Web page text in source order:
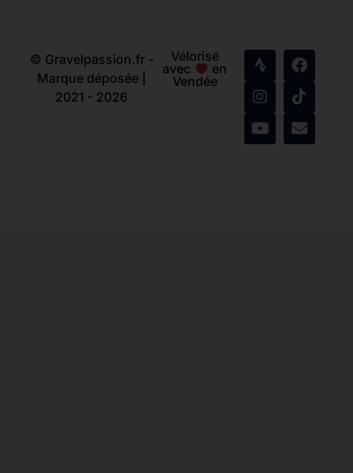
© Gravelpassion.fr -
Marque déposée |
2021 - 2026
Vélorisé
avec
en
Vendée